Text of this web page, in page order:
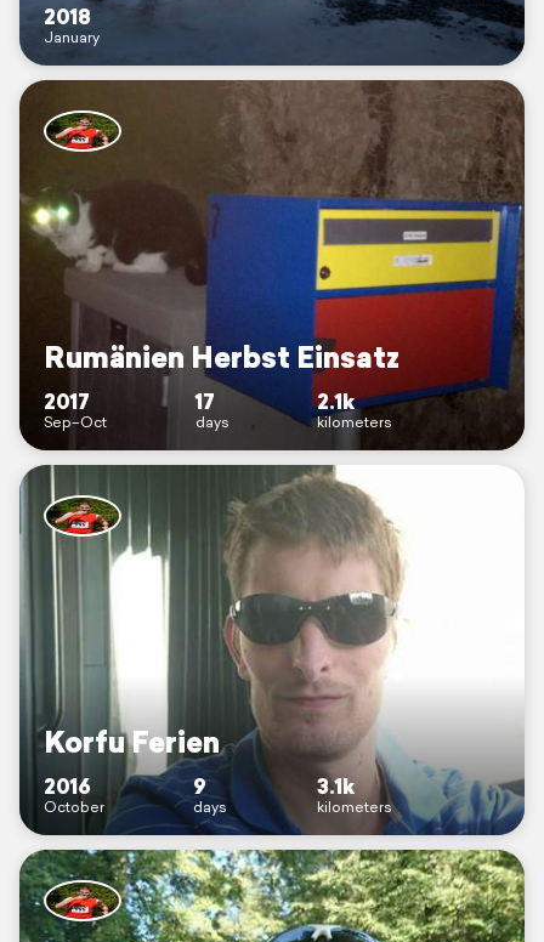
2018
January
Rumänien Herbst Einsatz
2017
Sep–Oct
17
days
2.1k
kilometers
Korfu Ferien
2016
October
9
days
3.1k
kilometers